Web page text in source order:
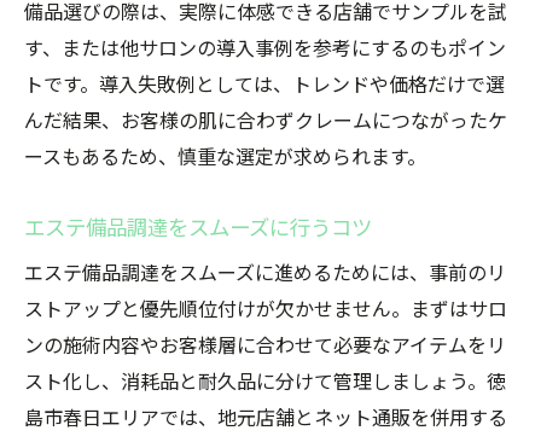
備品選びの際は、実際に体感できる店舗でサンプルを試
す、または他サロンの導入事例を参考にするのもポイン
トです。導入失敗例としては、トレンドや価格だけで選
んだ結果、お客様の肌に合わずクレームにつながったケ
ースもあるため、慎重な選定が求められます。
エステ備品調達をスムーズに行うコツ
エステ備品調達をスムーズに進めるためには、事前のリ
ストアップと優先順位付けが欠かせません。まずはサロ
ンの施術内容やお客様層に合わせて必要なアイテムをリ
スト化し、消耗品と耐久品に分けて管理しましょう。徳
島市春日エリアでは、地元店舗とネット通販を併用する